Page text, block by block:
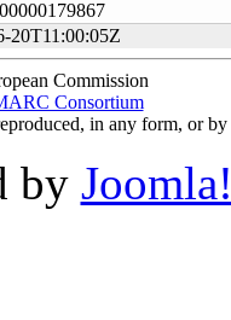
20T11:00:05Z
Commission
Consortium
in any form, or
by